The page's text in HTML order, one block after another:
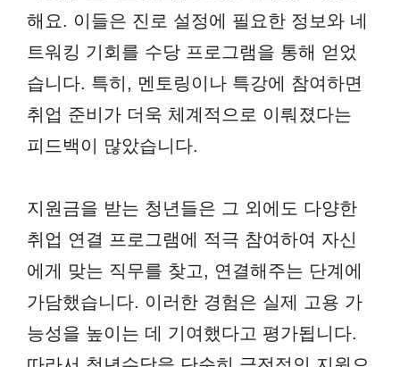
해요. 이들은 진로 설정에 필요한 정보와 네
트워킹 기회를 수당 프로그램을 통해 얻었
습니다. 특히, 멘토링이나 특강에 참여하면
취업 준비가 더욱 체계적으로 이뤄졌다는
피드백이 많았습니다.
지원금을 받는 청년들은 그 외에도 다양한
취업 연결 프로그램에 적극 참여하여 자신
에게 맞는 직무를 찾고, 연결해주는 단계에
가담했습니다. 이러한 경험은 실제 고용 가
능성을 높이는 데 기여했다고 평가됩니다.